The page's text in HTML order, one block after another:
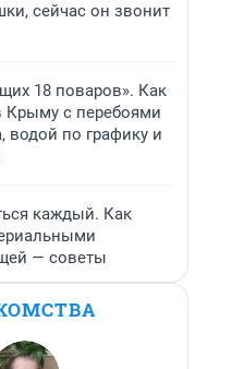
сейчас он звонит
18 поваров». Как
Крыму с перебоями
водой по графику и
каждый. Как
— советы